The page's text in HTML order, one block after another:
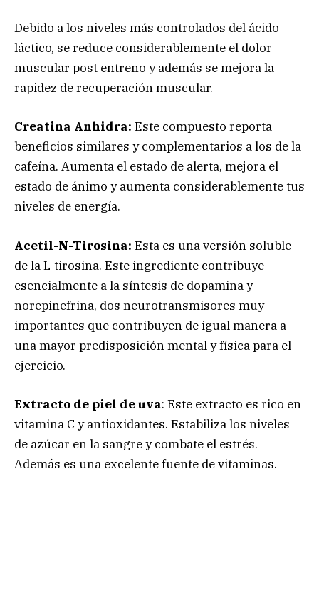
Debido a los niveles más controlados del ácido
láctico, se reduce considerablemente el dolor
muscular post entreno y además se mejora la
rapidez de recuperación muscular.
Creatina Anhidra: Este compuesto reporta
beneficios similares y complementarios a los de la
cafeína. Aumenta el estado de alerta, mejora el
estado de ánimo y aumenta considerablemente tus
niveles de energía.
Acetil-N-Tirosina: Esta es una versión soluble
de la L-tirosina. Este ingrediente contribuye
esencialmente a la síntesis de dopamina y
norepinefrina, dos neurotransmisores muy
importantes que contribuyen de igual manera a
una mayor predisposición mental y física para el
ejercicio.
Extracto de piel de uva: Este extracto es rico en
vitamina C y antioxidantes. Estabiliza los niveles
de azúcar en la sangre y combate el estrés.
Además es una excelente fuente de vitaminas.